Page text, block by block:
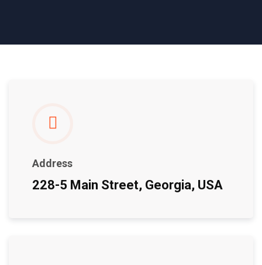
Address
228-5 Main Street, Georgia, USA